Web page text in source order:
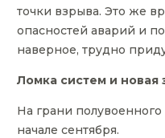
точки взрыва. Это же
опасностей аварий и
наверное, трудно
Ломка систем и новая
На грани
начале сентября.